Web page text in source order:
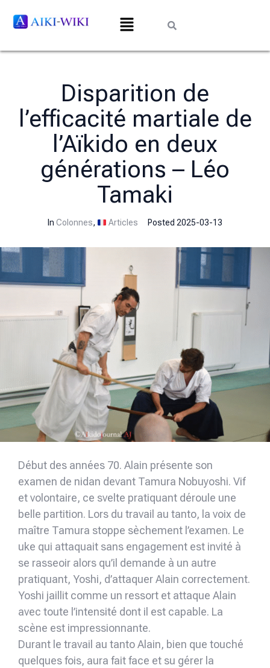
Disparition de
l’efficacité martiale de
l’Aïkido en deux
générations – Léo
Tamaki
InColonnes, Articles Posted 2025-03-13
Début des années 70. Alain présente son
examen de nidan devant Tamura Nobuyoshi. Vif
et volontaire, ce svelte pratiquant déroule une
belle partition. Lors du travail au tanto, la voix de
maître Tamura stoppe sèchement l’examen. Le
uke qui attaquait sans engagement est invité à
se rasseoir alors qu’il demande à un autre
pratiquant, Yoshi, d’attaquer Alain correctement.
Yoshi jaillit comme un ressort et attaque Alain
avec toute l’intensité dont il est capable. La
scène est impressionnante.
Durant le travail au tanto Alain, bien que touché
quelques fois, aura fait face et su gérer la